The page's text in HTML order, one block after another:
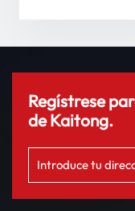
Regístrese
de Kaitong.